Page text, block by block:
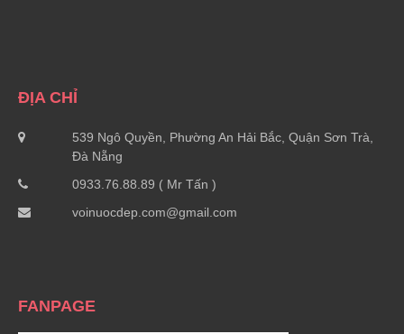
ĐỊA CHỈ
539 Ngô Quyền, Phường An Hải Bắc, Quận Sơn Trà,
Đà Nẵng
0933.76.88.89 ( Mr Tấn )
voinuocdep.com@gmail.com
FANPAGE